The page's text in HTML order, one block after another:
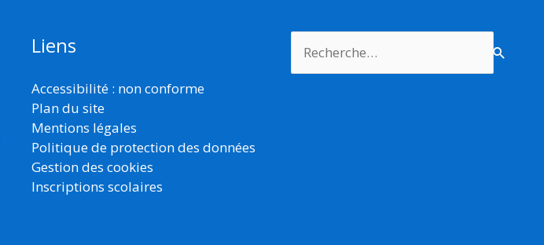
Liens
Accessibilité : non conforme
Plan du site
Mentions légales
Politique de protection des données
Gestion des cookies
Inscriptions scolaires